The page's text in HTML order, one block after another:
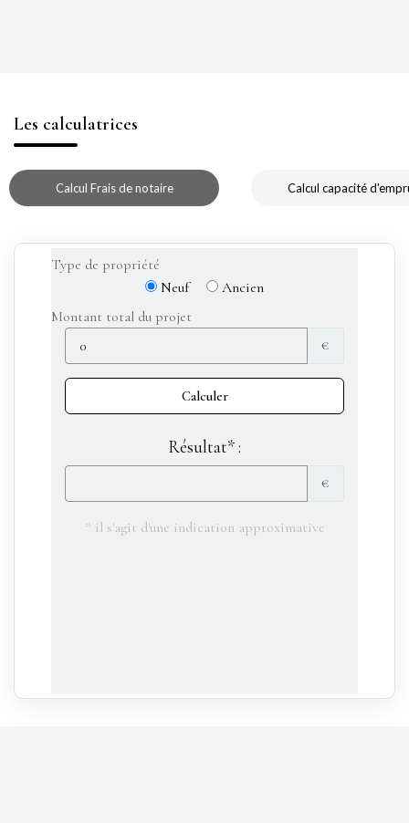
Les calculatrices
Calcul Frais de notaire Calcul capacité